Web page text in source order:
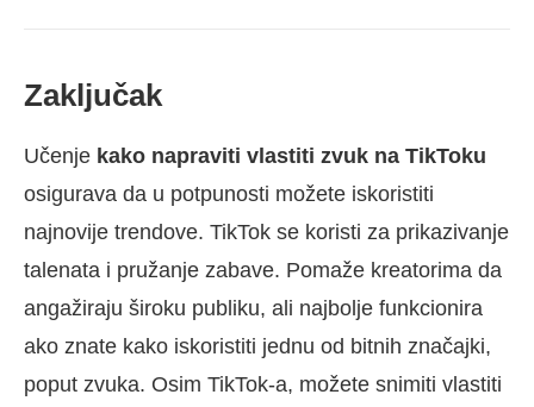
Zaključak
Učenje kako napraviti vlastiti zvuk na TikToku
osigurava da u potpunosti možete iskoristiti
najnovije trendove. TikTok se koristi za prikazivanje
talenata i pružanje zabave. Pomaže kreatorima da
angažiraju široku publiku, ali najbolje funkcionira
ako znate kako iskoristiti jednu od bitnih značajki,
poput zvuka. Osim TikTok-a, možete snimiti vlastiti